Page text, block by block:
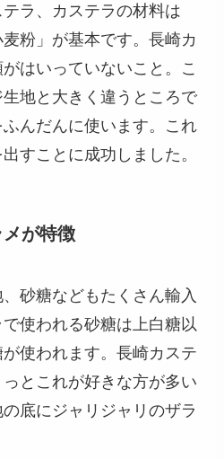
ラ、カステラの材料は
麦粉」が基本です。長崎カ
はいっていないこと。こ
地と大きく違うところで
んだんに使います。これ
すことに成功しました。
が特徴
砂糖などもたくさん輸入
使われる砂糖は上白糖以
使われます。長崎カステ
とこれが好きな方が多い
底にジャリジャリのザラ